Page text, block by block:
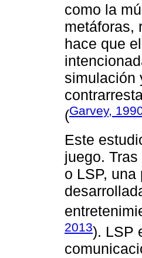
como la
metáforas,
hace que
simulación
(Garvey,
Este
juego.
o LSP,
2013). LSP